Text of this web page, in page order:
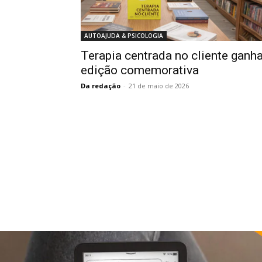
AUTOAJUDA & PSICOLOGIA
Terapia centrada no cliente
edição comemorativa
Da redação - 21 de maio de 2026